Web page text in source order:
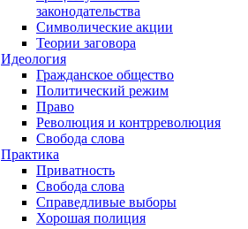
законодательства
Символические акции
Теории заговора
Идеология
Гражданское общество
Политический режим
Право
Революция и контрреволюция
Свобода слова
Практика
Приватность
Свобода слова
Справедливые выборы
Хорошая полиция